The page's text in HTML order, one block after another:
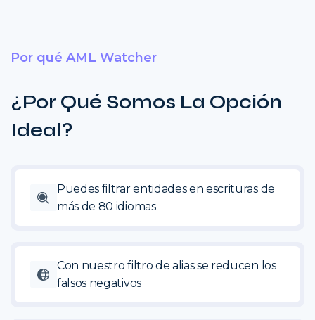
Por qué AML Watcher
¿Por Qué Somos La Opción
Ideal?
Puedes filtrar entidades en escrituras de
más de 80 idiomas
Con nuestro filtro de alias se reducen los
falsos negativos